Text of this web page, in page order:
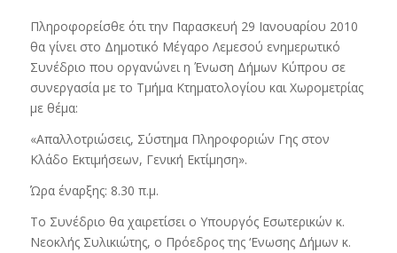
Πληροφορείσθε ότι την Παρασκευή 29 Ιανουαρίου 2010
θα γίνει στο Δημοτικό Μέγαρο Λεμεσού ενημερωτικό
Συνέδριο που οργανώνει η Ένωση Δήμων Κύπρου σε
συνεργασία με το Τμήμα Κτηματολογίου και Χωρομετρίας
με θέμα:
«Απαλλοτριώσεις, Σύστημα Πληροφοριών Γης στον
Κλάδο Εκτιμήσεων, Γενική Εκτίμηση».
Ώρα έναρξης: 8.30 π.μ.
Το Συνέδριο θα χαιρετίσει ο Υπουργός Εσωτερικών κ.
Νεοκλής Συλικιώτης, ο Πρόεδρος της ‘Ενωσης Δήμων κ.